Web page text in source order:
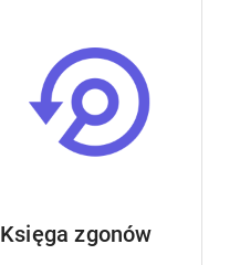
Księga zgonów